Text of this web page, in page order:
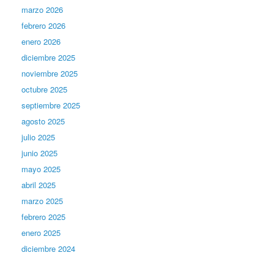
marzo 2026
febrero 2026
enero 2026
diciembre 2025
noviembre 2025
octubre 2025
septiembre 2025
agosto 2025
julio 2025
junio 2025
mayo 2025
abril 2025
marzo 2025
febrero 2025
enero 2025
diciembre 2024